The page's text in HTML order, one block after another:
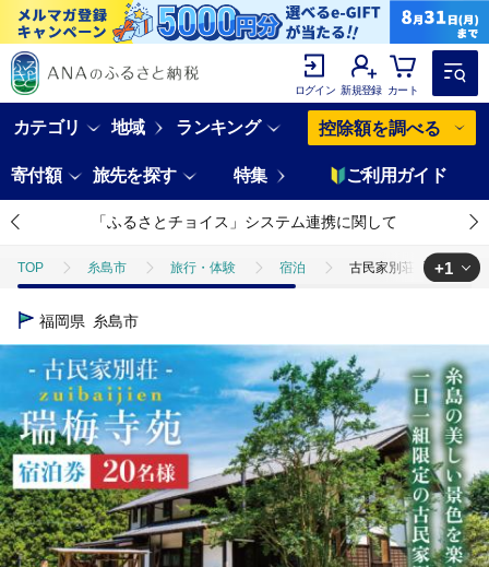
ログイン 新規登録 カート
カテゴリ 地域 ランキング 控除額を調べる
寄付額 旅先を探す 特集 ご利用ガイド
「ふるさとチョイス」システム連携に関して
TOP 糸島市 旅行・体験 宿泊 古民家別荘「瑞梅寺苑
TOP
+1
福岡県 糸島市